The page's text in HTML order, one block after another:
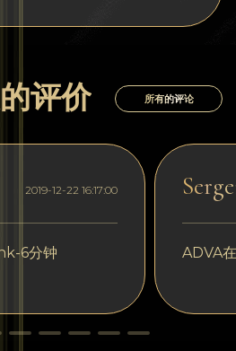
评价 所有的评论
2019-12-22 16:17:00
6分钟 ADVA